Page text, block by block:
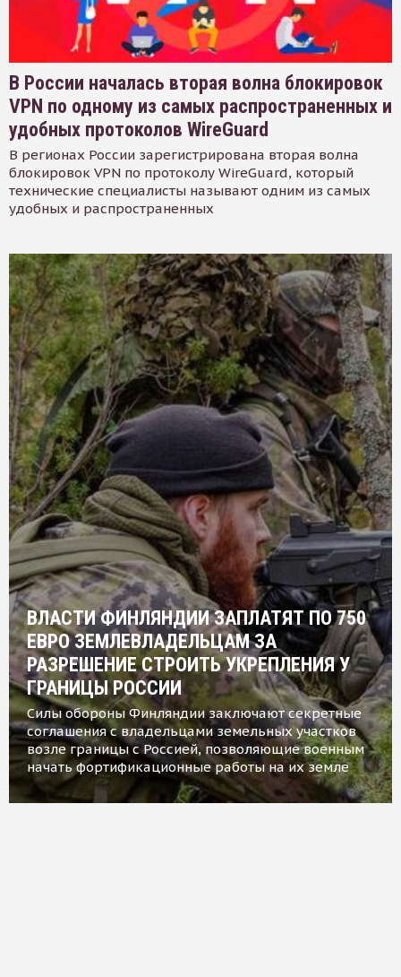
В России началась вторая волна блокировок
VPN по одному из самых распространенных и
удобных протоколов WireGuard
В регионах России зарегистрирована вторая волна
блокировок VPN по протоколу WireGuard, который
технические специалисты называют одним из самых
удобных и распространенных
ВЛАСТИ ФИНЛЯНДИИ ЗАПЛАТЯТ ПО 750
ЕВРО ЗЕМЛЕВЛАДЕЛЬЦАМ ЗА
РАЗРЕШЕНИЕ СТРОИТЬ УКРЕПЛЕНИЯ У
ГРАНИЦЫ РОССИИ
Силы обороны Финляндии заключают секретные
соглашения с владельцами земельных участков
возле границы с Россией, позволяющие военным
начать фортификационные работы на их земле